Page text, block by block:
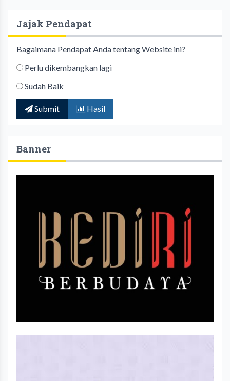
Jajak Pendapat
Bagaimana Pendapat Anda tentang Website ini?
Perlu dikembangkan lagi
Sudah Baik
Submit Hasil
Banner